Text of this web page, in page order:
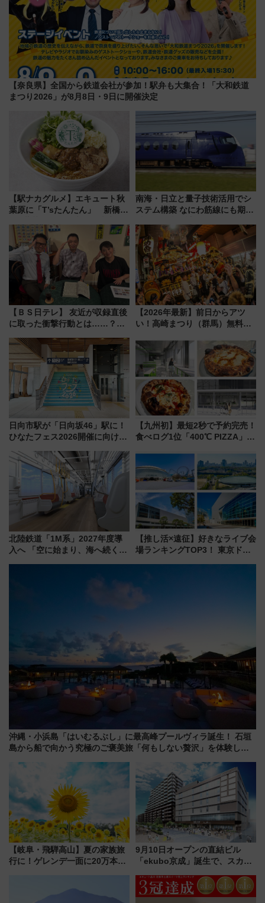
【奈良県】全国から鉄道会社が参加！駅弁も大集合！「大和鉄道
まつり2026」が8月8日・9日に開催決定
【駅ナカグルメ】エキュート秋
葉原に「T’sたんたん」 新橋に
饅」、オムライス専門店「肉と
たまご」新グルメ続々登場！
【2026年8月】
南海・日立と量子技術活用でシ
ステム構築 なにわ筋線にも期待
【ＢＳ日テレ】 友近が収録直後
に取った衝撃行動とは……？
で極上の夏祭り鉄道旅を放送
【2026年最新】前日からアツ
い！高崎まつり（群馬）無料観
しまで
日向市駅が「日向坂46」駅に！
ひなたフェス2026開催に向けJR
全力応援 夜行列車「ドリーム
おひさま号」も走る
【九州初】最短2秒で予約完売！
食べログ1位「400℃ PIZZA」が
プン。もつ鍋風など限定メニュ
ーも
北陸鉄道「1M系」2027年度導
入へ 「空に始まり、海へ続く」
【推し活×遠征】好きなライブ会
場ランキングTOP3！ 東京ドー
沖縄・小浜島「はいむるぶし」に最高峰プールヴィラ誕生！ 石垣
島から船で向かう究極のご褒美旅「何もしない贅沢」を体験して
【岐阜・飛騨高山】夏の家族旅
行に！ゲレンデ一面に20万本の
9月10日オープンの直結ビル
「ekubo京成」誕生で、スカイ
新鎌ヶ谷はどう変わる？ 全テナ
ント情報も公開！